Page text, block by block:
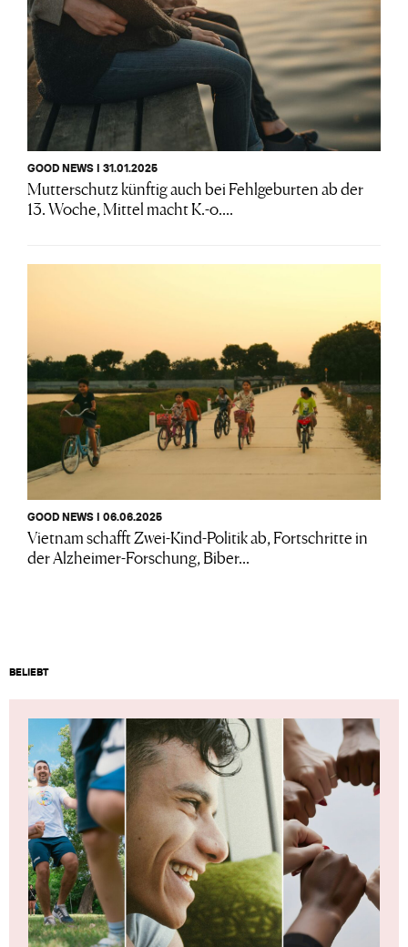
GOOD NEWS I 31.01.2025
Mutterschutz künftig auch bei Fehlgeburten ab der
13. Woche, Mittel macht K.-o....
GOOD NEWS I 06.06.2025
Vietnam schafft Zwei-Kind-Politik ab, Fortschritte in
der Alzheimer-Forschung, Biber...
BELIEBT